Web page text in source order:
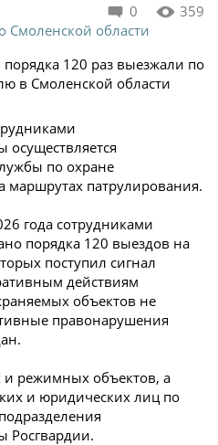
0 359
Смоленской области
по охране
маршрутах патрулирования.
года сотрудниками
порядка 120 выездов на
поступил сигнал
действиям
объектов не
правонарушения
режимных объектов, а
и юридических лиц по
Росгвардии.